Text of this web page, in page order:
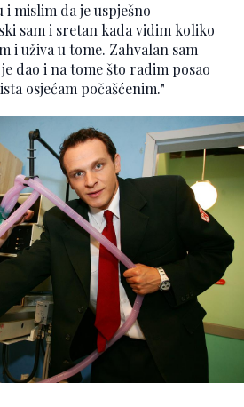
i mislim da je uspješno
sam i sretan kada vidim koliko
i uživa u tome. Zahvalan sam
dao i na tome što radim posao
osjećam počašćenim."